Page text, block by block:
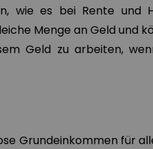
wie es bei Rente und
Menge an Geld und
Geld zu arbeiten,
Grundeinkommen für